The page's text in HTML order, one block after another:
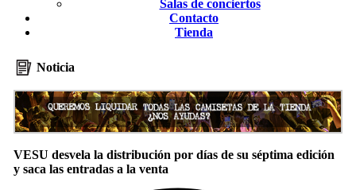
Salas de conciertos
Contacto
Tienda
Noticia
VESU desvela la distribución por días de su séptima edición
y saca las entradas a la venta